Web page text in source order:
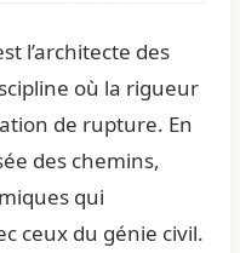
l’architecte des
où la rigueur
de rupture. En
des chemins,
qui
ceux du génie civil.